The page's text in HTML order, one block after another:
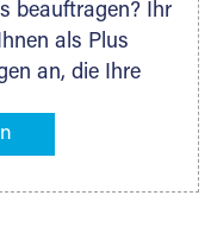
beauftragen? Ihr
als Plus
an, die Ihre
Lieferung von
Partner